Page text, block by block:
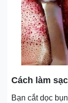
Cách làm
Bạn cắt dọc